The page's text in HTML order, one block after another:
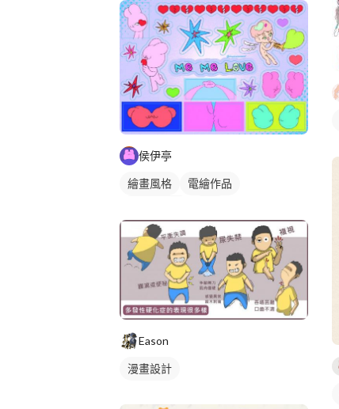
侯伊亭
繪畫風格
電繪作品
Eason
漫畫設計